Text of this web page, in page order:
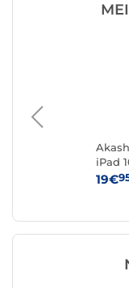
iPad
19€